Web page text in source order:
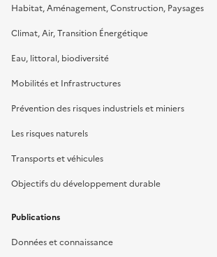
Habitat, Aménagement, Construction, Paysages
Climat, Air, Transition Énergétique
Eau, littoral, biodiversité
Mobilités et Infrastructures
Prévention des risques industriels et miniers
Les risques naturels
Transports et véhicules
Objectifs du développement durable
Publications
Données et connaissance